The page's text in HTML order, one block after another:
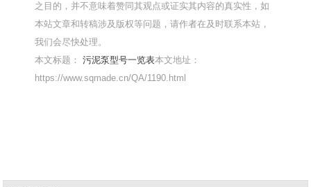
之目的，并不意味着赞同其观点或证实其内容的真实性，如
本站文章和转稿涉及版权等问题，请作者在及时联系本站，
我们会尽快处理。
本文标题：污泥泵型号一览表本文地址：
https://www.sqmade.cn/QA/1190.html